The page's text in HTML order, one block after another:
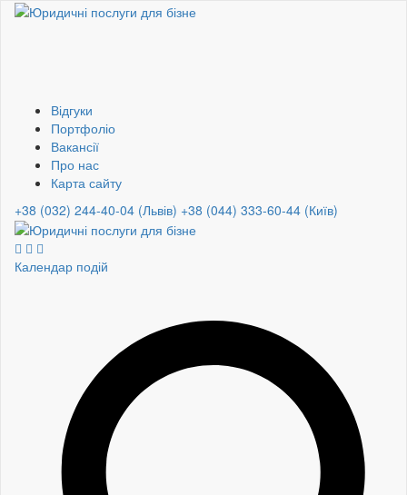
Відгуки
Портфоліо
Вакансії
Про нас
Карта сайту
+38 (032) 244-40-04 (Львів) +38 (044) 333-60-44 (Київ)
Календар подій